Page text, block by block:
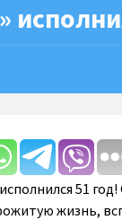
51
жизнь,